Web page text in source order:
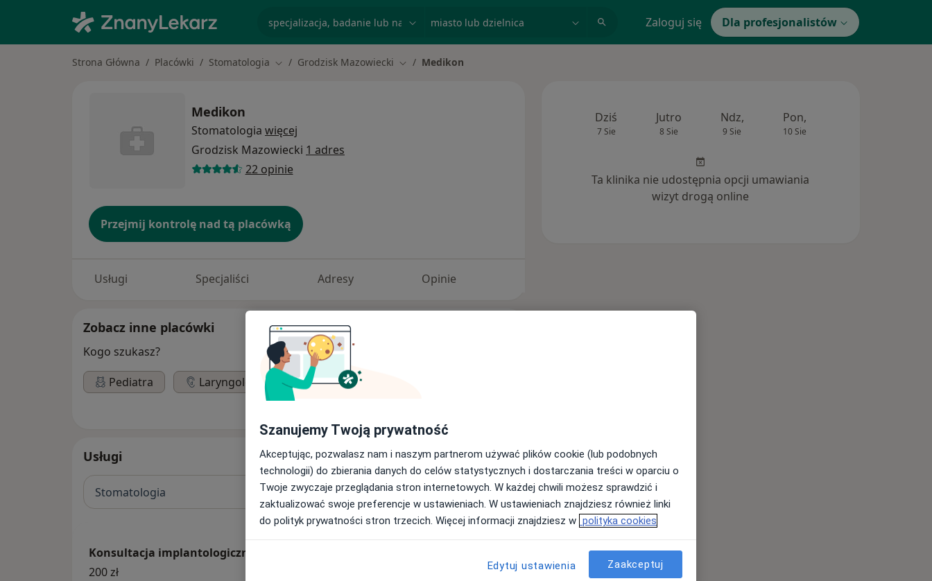
Zaloguj się Dla profesjonalistów
Strona Główna Placówki Stomatologia Zmień miasto
Grodzisk Mazowiecki Zmień miasto
Medikon
Medikon
Stomatologia więcej
Grodzisk Mazowiecki 1 adres
22 opinie
Przejmij kontrolę nad tą placówką
Usługi Specjaliści Adresy Opinie
Zobacz inne placówki
Kogo szukasz?
Pediatra
Laryngolog
Dietetyk
Usługi
Stomatologia
Konsultacja implantologiczna
200 zł
Dziś
7 Sie
Jutro
8 Sie
Ndz,
9 Sie
Pon,
10 Sie
Ta klinika nie udostępnia opcji umawiania
wizyt drogą online
Szanujemy Twoją prywatność
Akceptując, pozwalasz nam i naszym partnerom używać plików cookie (lub podobnych
technologii) do zbierania danych do celów statystycznych i dostarczania treści w oparciu o
Twoje zwyczaje przeglądania stron internetowych. W każdej chwili możesz sprawdzić i
zaktualizować swoje preferencje w ustawieniach. W ustawieniach znajdziesz również linki
do polityk prywatności stron trzecich. Więcej informacji znajdziesz w polityka cookies
Edytuj ustawienia Zaakceptuj